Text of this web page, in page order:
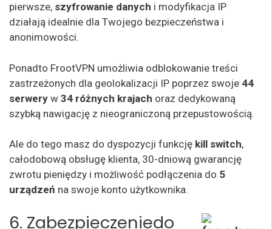
pierwsze, szyfrowanie danych i modyfikacja IP
działają idealnie dla Twojego bezpieczeństwa i
anonimowości.
Ponadto FrootVPN umożliwia odblokowanie treści
zastrzeżonych dla geolokalizacji IP poprzez swoje 44
serwery w 34 różnych krajach oraz dedykowaną
szybką nawigację z nieograniczoną przepustowością.
Ale do tego masz do dyspozycji funkcję kill switch,
całodobową obsługę klienta, 30-dniową gwarancję
zwrotu pieniędzy i możliwość podłączenia do 5
urządzeń na swoje konto użytkownika.
6. Zabezpieczeniedo